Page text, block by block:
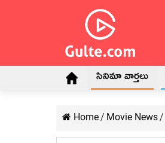
సినిమా వార్తలు
Home/ Movie News/